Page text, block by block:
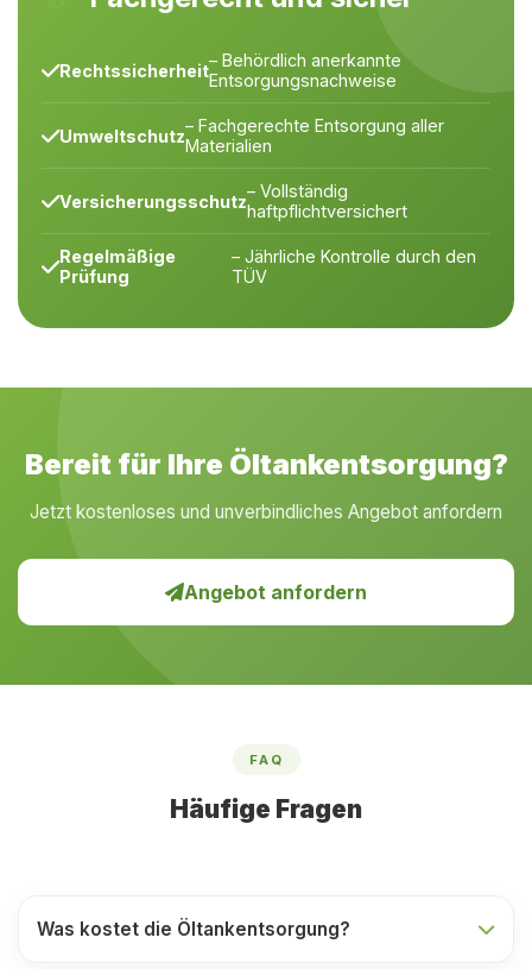
Rechtssicherheit– Behördlich anerkannte
Entsorgungsnachweise
Umweltschutz– Fachgerechte Entsorgung aller
Materialien
Versicherungsschutz– Vollständig
haftpflichtversichert
Regelmäßige
Prüfung
– Jährliche Kontrolle durch den
TÜV
Bereit für Ihre Öltankentsorgung?
Jetzt kostenloses und unverbindliches Angebot anfordern
Angebot anfordern
FAQ
Häufige Fragen
Was kostet die Öltankentsorgung?